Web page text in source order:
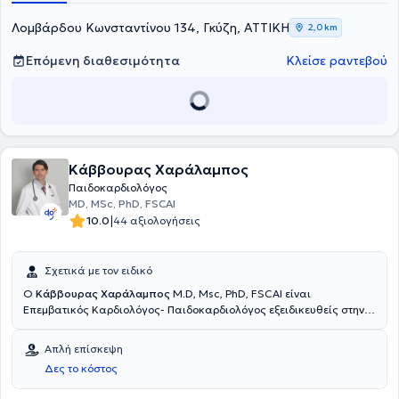
Λομβάρδου Κωνσταντίνου 134, Γκύζη, ΑΤΤΙΚΗ 2,0 km
Επόμενη διαθεσιμότητα Κλείσε ραντεβού
Κάββουρας Χαράλαμπος
Παιδοκαρδιολόγος
MD, MSc, PhD, FSCAI
10.0|44 αξιολογήσεις
Σχετικά με τον ειδικό
Ο Κάββουρας Χαράλαμπος M.D, Msc, PhD, FSCAI είναι
Επεμβατικός Καρδιολόγος- Παιδοκαρδιολόγος εξειδικευθείς στην
Παίδων στο Royal Brompton and Harefield Hospital του Ηνωμένου
Βασιλείου καθώς και στην Επεμβατική Καρδιολογία στο University
Hospital Toronto, Peter Munk Cardiac Center στον Καναδά.
Διατηρεί το ιδιωτικό του ιατρείο στο Κολωνάκι. Ο ιατρός
Απλή επίσκεψη
Δες το κόστος